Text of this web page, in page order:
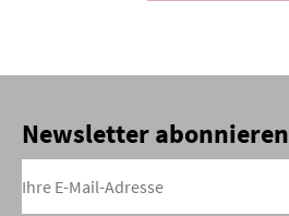
Newsletter abonnieren